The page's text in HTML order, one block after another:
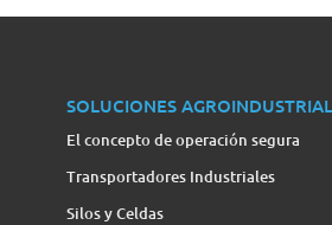
SOLUCIONES
El concepto de operación segura
Transportadores Industriales
Silos y Celdas